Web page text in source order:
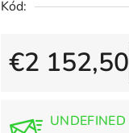
Kód:
€2 152,50
UNDEFINED